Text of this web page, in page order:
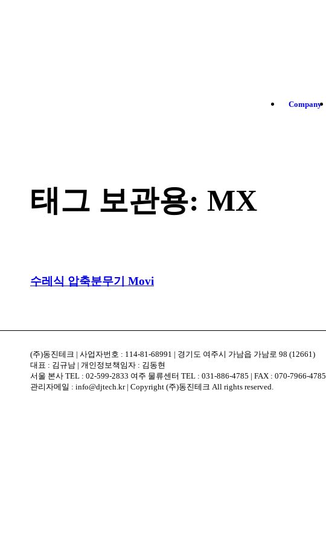
Company
태그 보관용: MX
수레식 압축분무기 Movi
(주)동진테크 | 사업자번호 : 114-81-68991 | 경기도 여주시 가남읍 가남로 98 (12661)
대표 : 김규남 | 개인정보책임자 : 김동현
서울 본사 TEL : 02-599-2833 여주 물류센터 TEL : 031-886-4785 | FAX : 070-7966-4785
관리자메일 : info@djtech.kr | Copyright (주)동진테크 All rights reserved.